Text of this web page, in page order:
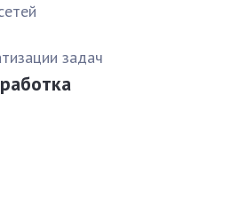
задач